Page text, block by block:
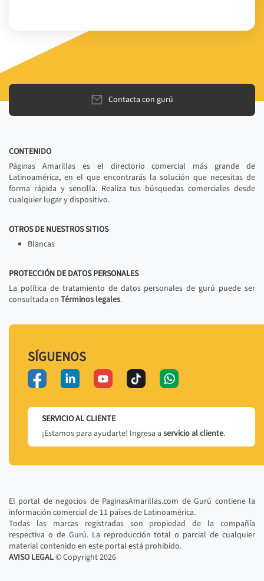
Contacta con gurú
CONTENIDO
Páginas Amarillas es el directorio comercial más grande de
Latinoamérica, en el que encontrarás la solución que necesitas de
forma rápida y sencilla. Realiza tus búsquedas comerciales desde
cualquier lugar y dispositivo.
OTROS DE NUESTROS SITIOS
Blancas
PROTECCIÓN DE DATOS PERSONALES
La política de tratamiento de datos personales de gurú puede ser
consultada en Términos legales.
SÍGUENOS
SERVICIO AL CLIENTE
¡Estamos para ayudarte! Ingresa a servicio al cliente.
El portal de negocios de PaginasAmarillas.com de Gurú contiene la
información comercial de 11 países de Latinoamérica.
Todas las marcas registradas son propiedad de la compañía
respectiva o de Gurú. La reproducción total o parcial de cualquier
material contenido en este portal está prohibido.
AVISO LEGAL© Copyright2026